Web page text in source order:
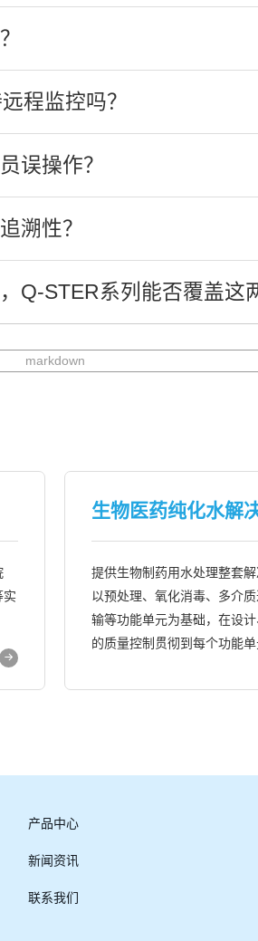
程监控吗？
误操作？
溯性？
Q-STER系列能否覆盖这
markdown
实
生物医药纯化水解
提供生物制药用水处理整套
以预处理、氧化消毒、多介
输等功能单元为基础，在设
的质量控制贯彻到每个功能
产品中心
新闻资讯
联系我们